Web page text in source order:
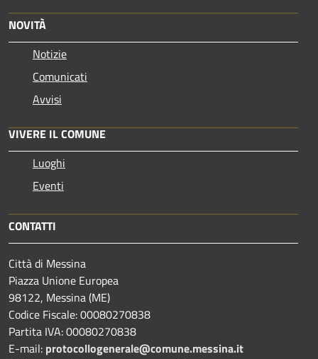
NOVITÀ
Notizie
Comunicati
Avvisi
VIVERE IL COMUNE
Luoghi
Eventi
CONTATTI
Città di Messina
Piazza Unione Europea
98122, Messina (ME)
Codice Fiscale: 00080270838
Partita IVA: 00080270838
E-mail: protocollogenerale@comune.messina.it